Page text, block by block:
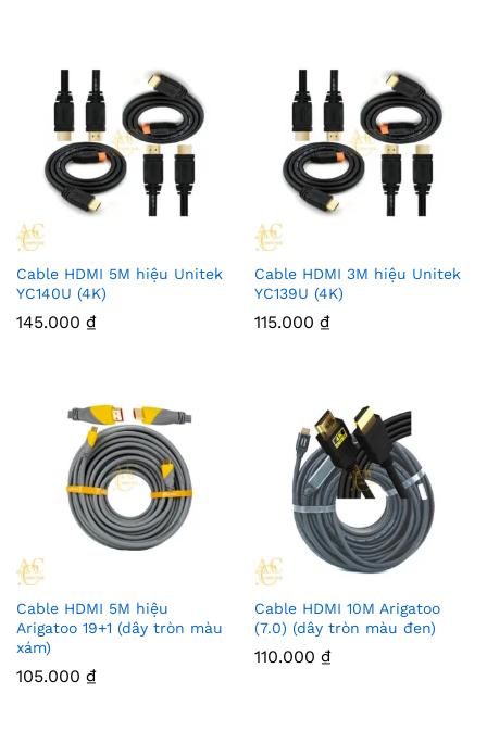
Cable HDMI 5M hiệu Unitek
YC140U (4K)
145.000 ₫
Cable HDMI 3M hiệu Unitek
YC139U (4K)
115.000 ₫
Cable HDMI 5M hiệu
Arigatoo 19+1 (dây tròn màu
xám)
105.000 ₫
Cable HDMI 10M Arigatoo
(7.0) (dây tròn màu đen)
110.000 ₫